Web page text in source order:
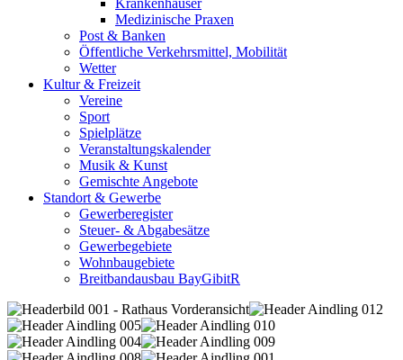
Krankenhäuser
Medizinische Praxen
Post & Banken
Öffentliche Verkehrsmittel, Mobilität
Wetter
Kultur & Freizeit
Vereine
Sport
Spielplätze
Veranstaltungskalender
Musik & Kunst
Gemischte Angebote
Standort & Gewerbe
Gewerberegister
Steuer- & Abgabesätze
Gewerbegebiete
Wohnbaugebiete
Breitbandausbau BayGibitR